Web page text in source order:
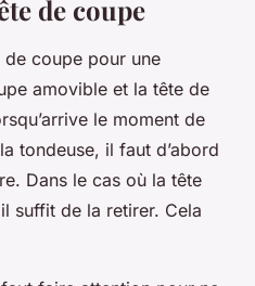
de coupe
coupe pour une
amovible et la tête de
le moment de
tondeuse, il faut d’abord
Dans le cas où la tête
suffit de la retirer. Cela